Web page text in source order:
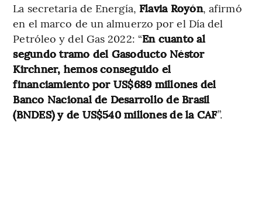
La secretaria de Energía, Flavia Royón, afirmó
en el marco de un almuerzo por el Día del
Petróleo y del Gas 2022: “En cuanto al
segundo tramo del Gasoducto Néstor
Kirchner, hemos conseguido el
financiamiento por US$689 millones del
Banco Nacional de Desarrollo de Brasil
(BNDES) y de US$540 millones de la CAF”.